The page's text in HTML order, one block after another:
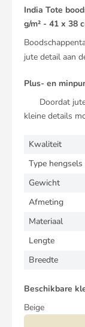
India Tote
g/m² - 41 x 38
jute detail aan
Plus- en
Doordat
kleine details
Kwaliteit
Type hengsels
Gewicht
Afmeting
Materiaal
Lengte
Breedte
Beschikbare
Beige